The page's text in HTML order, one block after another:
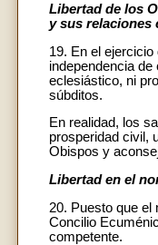
Libertad de los
y sus relaciones
19. En el
independencia
eclesiástico, ni
súbditos.
En realidad, los
prosperidad civil,
Obispos y
Libertad en el
20. Puesto que el
Concilio
competente.